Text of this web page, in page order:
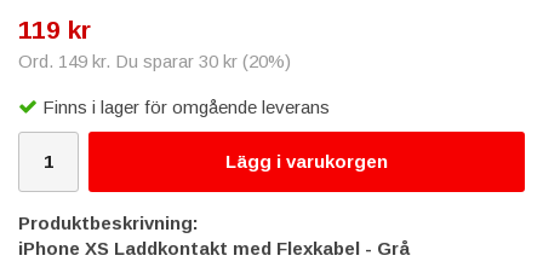
119 kr
Ord. 149 kr. Du sparar 30 kr (20%)
Finns i lager för omgående leverans
Lägg i varukorgen
Produktbeskrivning:
iPhone XS Laddkontakt med Flexkabel - Grå